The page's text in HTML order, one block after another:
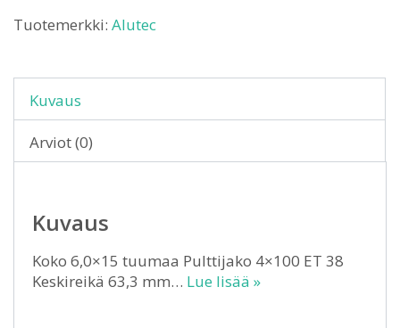
Tuotemerkki: Alutec
Kuvaus
Arviot (0)
Kuvaus
Koko 6,0×15 tuumaa Pulttijako 4×100 ET 38
Keskireikä 63,3 mm… Lue lisää »